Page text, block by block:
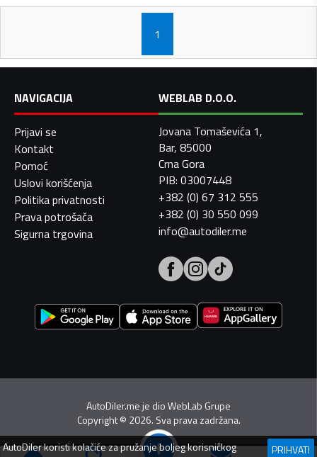
1
NAVIGACIJA
Prijavi se
Kontakt
Pomoć
Uslovi korišćenja
Politika privatnosti
Prava potrošača
Sigurna trgovina
WEBLAB D.O.O.
Jovana Tomaševića 1,
Bar, 85000
Crna Gora
PIB: 03007448
+382 (0) 67 312 555
+382 (0) 30 550 099
info@autodiler.me
AutoDiler.me je dioWebLab Grupe
Copyright© 2026. Sva prava zadržana.
AutoDilerkoristi kolačiće za pružanje boljeg korisničkog
PRIHVATI